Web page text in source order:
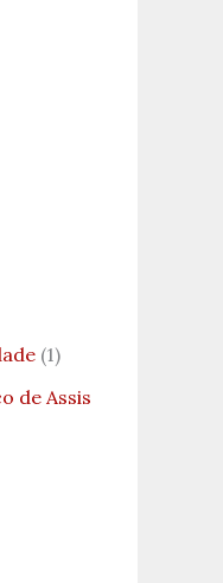
(1)
de Assis